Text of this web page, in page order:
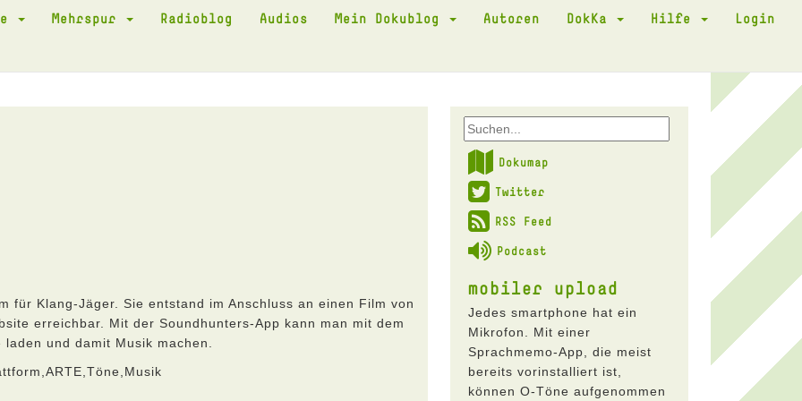
Mehrspur Radioblog Audios Mein Dokublog Autoren DokKa Hilfe Login
für Klang-Jäger. Sie entstand im Anschluss an einen Film von
erreichbar. Mit der Soundhunters-App kann man mit dem
und damit Musik machen.
Dokumap
Twitter
RSS Feed
Podcast
mobiler upload
Jedes smartphone hat ein
Mikrofon. Mit einer
Sprachmemo-App, die meist
bereits vorinstalliert ist,
können O-Töne aufgenommen